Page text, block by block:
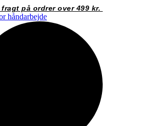
på ordrer over 499 kr.